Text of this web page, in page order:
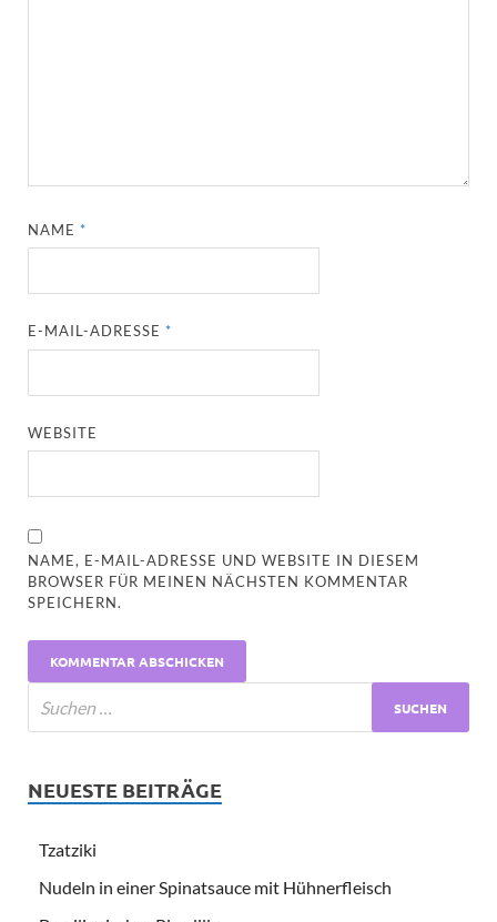
NAME*
E-MAIL-ADRESSE*
WEBSITE
NAME, E-MAIL-ADRESSE UND WEBSITE IN DIESEM
BROWSER FÜR MEINEN NÄCHSTEN KOMMENTAR
SPEICHERN.
NEUESTE BEITRÄGE
Tzatziki
Nudeln in einer Spinatsauce mit Hühnerfleisch